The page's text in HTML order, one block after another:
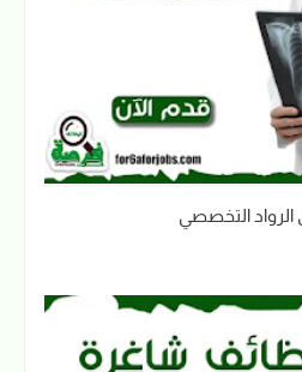
التخصصي